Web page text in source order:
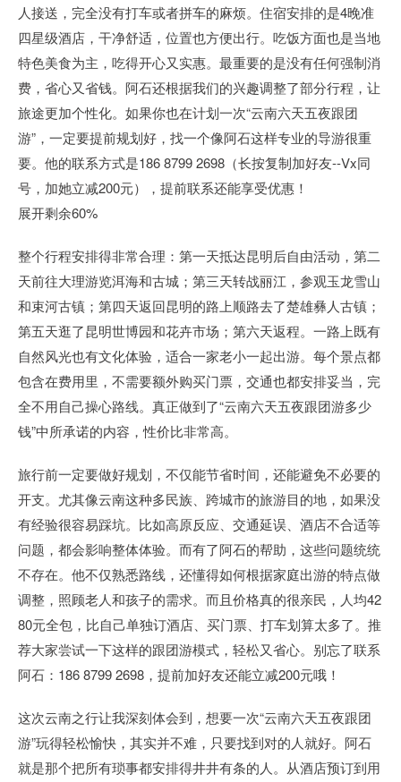
人接送，完全没有打车或者拼车的麻烦。住宿安排的是4晚准
四星级酒店，干净舒适，位置也方便出行。吃饭方面也是当地
特色美食为主，吃得开心又实惠。最重要的是没有任何强制消
费，省心又省钱。阿石还根据我们的兴趣调整了部分行程，让
旅途更加个性化。如果你也在计划一次“云南六天五夜跟团
游”，一定要提前规划好，找一个像阿石这样专业的导游很重
要。他的联系方式是186 8799 2698（长按复制加好友--Vx同
号，加她立减200元），提前联系还能享受优惠！
展开剩余60%
整个行程安排得非常合理：第一天抵达昆明后自由活动，第二
天前往大理游览洱海和古城；第三天转战丽江，参观玉龙雪山
和束河古镇；第四天返回昆明的路上顺路去了楚雄彝人古镇；
第五天逛了昆明世博园和花卉市场；第六天返程。一路上既有
自然风光也有文化体验，适合一家老小一起出游。每个景点都
包含在费用里，不需要额外购买门票，交通也都安排妥当，完
全不用自己操心路线。真正做到了“云南六天五夜跟团游多少
钱”中所承诺的内容，性价比非常高。
旅行前一定要做好规划，不仅能节省时间，还能避免不必要的
开支。尤其像云南这种多民族、跨城市的旅游目的地，如果没
有经验很容易踩坑。比如高原反应、交通延误、酒店不合适等
问题，都会影响整体体验。而有了阿石的帮助，这些问题统统
不存在。他不仅熟悉路线，还懂得如何根据家庭出游的特点做
调整，照顾老人和孩子的需求。而且价格真的很亲民，人均42
80元全包，比自己单独订酒店、买门票、打车划算太多了。推
荐大家尝试一下这样的跟团游模式，轻松又省心。别忘了联系
阿石：186 8799 2698，提前加好友还能立减200元哦！
这次云南之行让我深刻体会到，想要一次“云南六天五夜跟团
游”玩得轻松愉快，其实并不难，只要找到对的人就好。阿石
就是那个把所有琐事都安排得井井有条的人。从酒店预订到用